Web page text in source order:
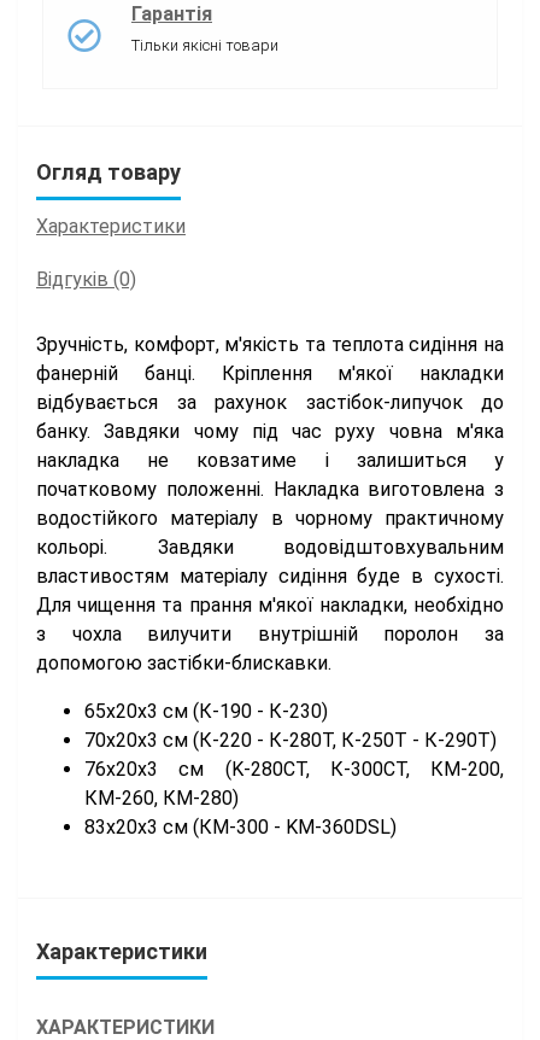
Гарантія
Тільки якісні товари
Огляд товару
Характеристики
Відгуків (0)
Зручність, комфорт, м'якість та теплота сидіння на
фанерній банці. Кріплення м'якої накладки
відбувається за рахунок застібок-липучок до
банку. Завдяки чому під час руху човна м'яка
накладка не ковзатиме і залишиться у
початковому положенні. Накладка виготовлена з
водостійкого матеріалу в чорному практичному
кольорі. Завдяки водовідштовхувальним
властивостям матеріалу сидіння буде в сухості.
Для чищення та прання м'якої накладки, необхідно
з чохла вилучити внутрішній поролон за
допомогою застібки-блискавки.
65х20x3 см (К-190 - К-230)
70х20x3 см (К-220 - К-280Т, К-250Т - К-290T)
76х20x3
см (K-280CT, К-300СТ, КМ-200,
КМ-260, КМ-280)
83х20x3 см (КМ-300 - KM-360DSL)
Характеристики
ХАРАКТЕРИСТИКИ